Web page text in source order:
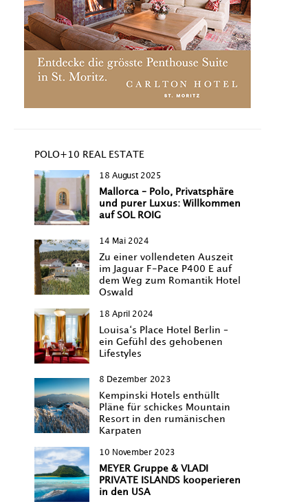
POLO+10 REAL ESTATE
18 August 2025
Mallorca – Polo, Privatsphäre
und purer Luxus: Willkommen
auf SOL ROIG
14 Mai 2024
Zu einer vollendeten Auszeit
im Jaguar F-Pace P400 E auf
dem Weg zum Romantik Hotel
Oswald
18 April 2024
Louisa‘s Place Hotel Berlin –
ein Gefühl des gehobenen
Lifestyles
8 Dezember 2023
Kempinski Hotels enthüllt
Pläne für schickes Mountain
Resort in den rumänischen
Karpaten
10 November 2023
MEYER Gruppe & VLADI
PRIVATE ISLANDS kooperieren
in den USA